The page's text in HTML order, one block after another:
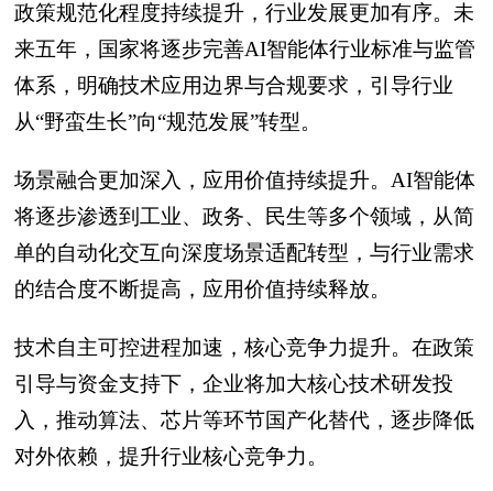
政策规范化程度持续提升，行业发展更加有序。未
来五年，国家将逐步完善AI智能体行业标准与监管
体系，明确技术应用边界与合规要求，引导行业
从“野蛮生长”向“规范发展”转型。
场景融合更加深入，应用价值持续提升。AI智能体
将逐步渗透到工业、政务、民生等多个领域，从简
单的自动化交互向深度场景适配转型，与行业需求
的结合度不断提高，应用价值持续释放。
技术自主可控进程加速，核心竞争力提升。在政策
引导与资金支持下，企业将加大核心技术研发投
入，推动算法、芯片等环节国产化替代，逐步降低
对外依赖，提升行业核心竞争力。